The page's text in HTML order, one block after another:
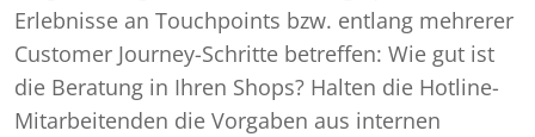
Erlebnisse an Touchpoints bzw. entlang mehrerer
Customer Journey-Schritte betreffen: Wie gut ist
die Beratung in Ihren Shops? Halten die Hotline-
Mitarbeitenden die Vorgaben aus internen